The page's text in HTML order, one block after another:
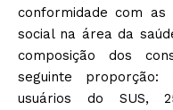
conformidade com
social na área da
composição dos
seguinte
usuários do SUS,